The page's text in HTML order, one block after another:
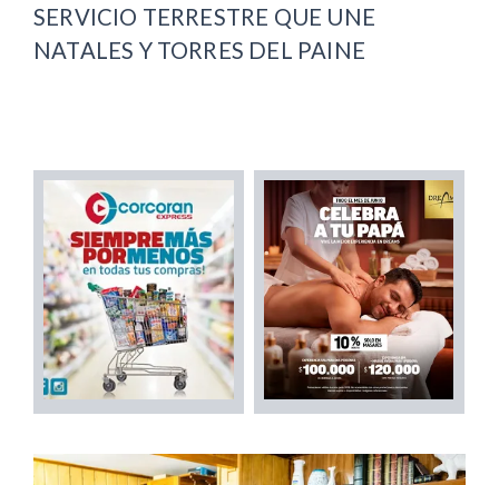
SERVICIO TERRESTRE QUE UNE
NATALES Y TORRES DEL PAINE